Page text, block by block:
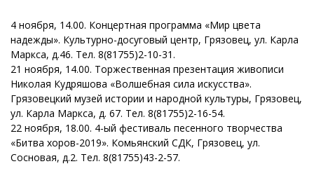
4 ноября, 14.00. Концертная программа «Мир цвета
надежды». Культурно-досуговый центр, Грязовец, ул. Карла
Маркса, д.46. Тел. 8(81755)2-10-31.
21 ноября, 14.00. Торжественная презентация живописи
Николая Кудряшова «Волшебная сила искусства».
Грязовецкий музей истории и народной культуры, Грязовец,
ул. Карла Маркса, д. 67. Тел. 8(81755)2-16-54.
22 ноября, 18.00. 4-ый фестиваль песенного творчества
«Битва хоров-2019». Комьянский СДК, Грязовец, ул.
Сосновая, д.2. Тел. 8(81755)43-2-57.